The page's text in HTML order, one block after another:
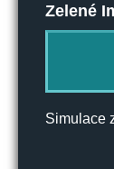
Zelené
Simulace